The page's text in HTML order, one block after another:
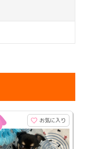
お気に入り